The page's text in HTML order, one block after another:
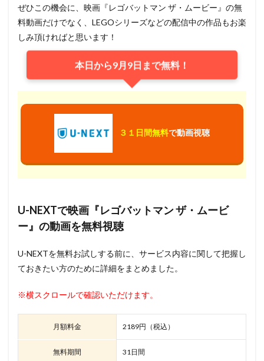
ぜひこの機会に、映画『レゴバットマン ザ・ムービー』の無
料動画だけでなく、LEGOシリーズなどの配信中の作品もお楽
しみ頂ければと思います！
本日から9月9日まで無料！
３１日間無料で動画視聴
U-NEXTで映画『レゴバットマン ザ・ムービ
ー』の動画を無料視聴
U-NEXTを無料お試しする前に、サービス内容に関して把握し
ておきたい方のために詳細をまとめました。
※横スクロールで確認いただけます。
月額料金 2189円（税込）
無料期間 31日間